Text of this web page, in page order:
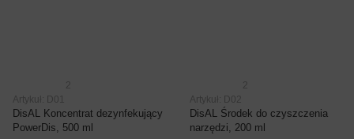
2
Artykuł: D01
DisAL Koncentrat dezynfekujący
PowerDis, 500 ml
2
Artykuł: D02
DisAL Środek do czyszczenia
narzędzi, 200 ml